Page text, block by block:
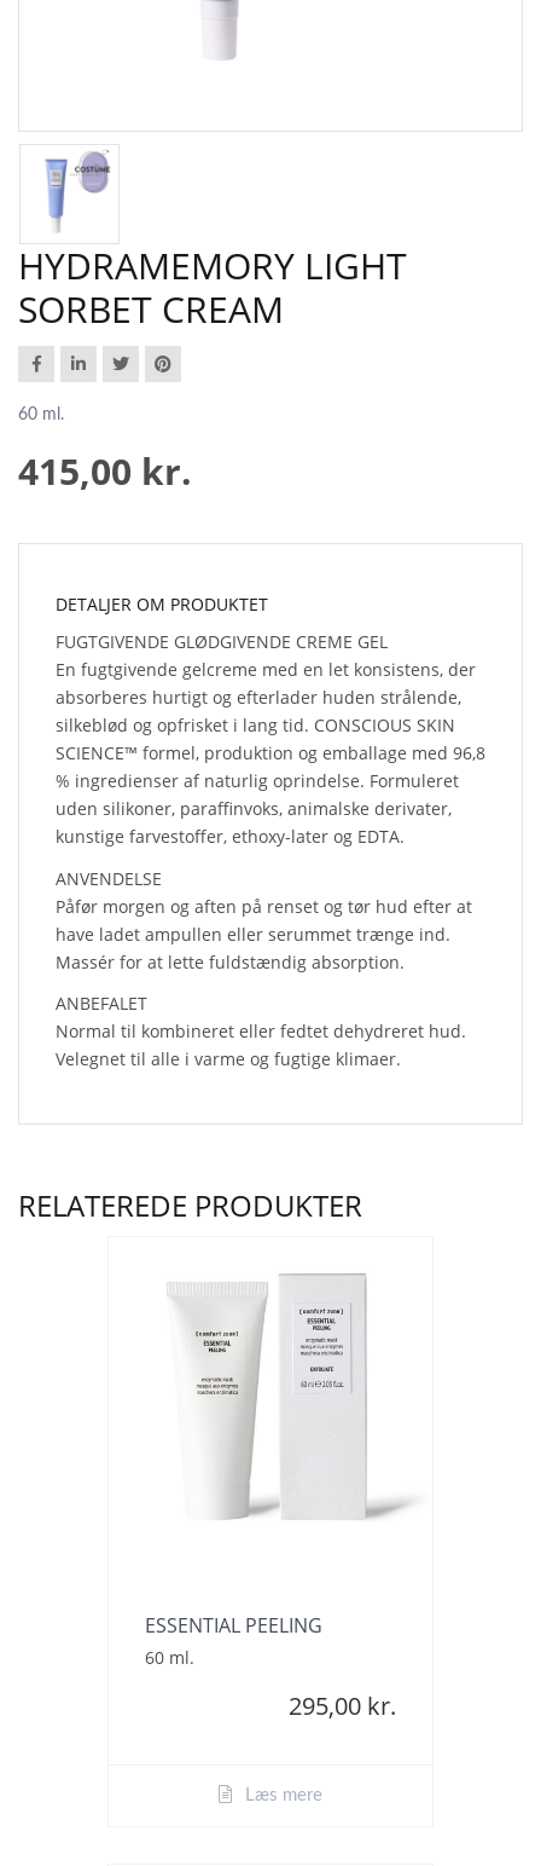
HYDRAMEMORY LIGHT
SORBET CREAM
60 ml.
415,00 kr.
DETALJER OM PRODUKTET
FUGTGIVENDE GLØDGIVENDE CREME GEL
En fugtgivende gelcreme med en let konsistens, der
absorberes hurtigt og efterlader huden strålende,
silkeblød og opfrisket i lang tid. CONSCIOUS SKIN
SCIENCE™ formel, produktion og emballage med 96,8
% ingredienser af naturlig oprindelse. Formuleret
uden silikoner, paraffinvoks, animalske derivater,
kunstige farvestoffer, ethoxy-later og EDTA.
ANVENDELSE
Påfør morgen og aften på renset og tør hud efter at
have ladet ampullen eller serummet trænge ind.
Massér for at lette fuldstændig absorption.
ANBEFALET
Normal til kombineret eller fedtet dehydreret hud.
Velegnet til alle i varme og fugtige klimaer.
RELATEREDE PRODUKTER
ESSENTIAL PEELING
60 ml.
295,00 kr.
Læs mere